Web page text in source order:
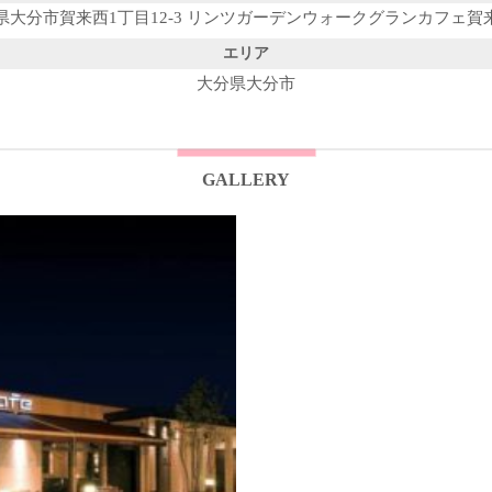
大分市賀来西1丁目12-3 リンツガーデンウォークグランカフェ賀
エリア
大分県大分市
GALLERY